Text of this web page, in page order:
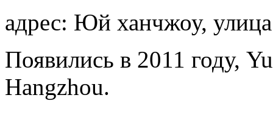
адрес: Юй ханчжоу,
Появились в 2011 году,
Hangzhou.